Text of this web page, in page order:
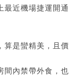
最近機場捷運開通
算是蠻精美，且價
間內禁帶外食，也